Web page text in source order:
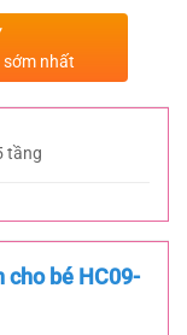
sớm nhất
tầng
cho bé HC09-